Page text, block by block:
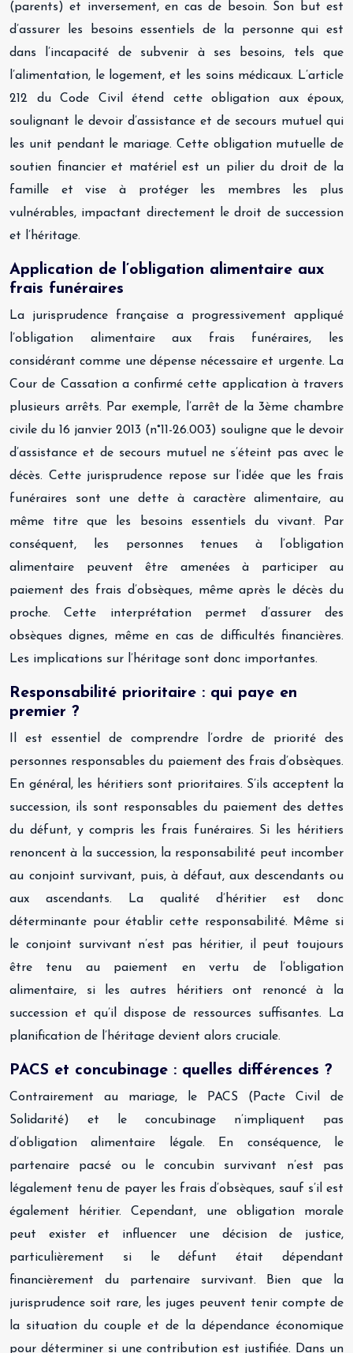
(parents) et inversement, en cas de besoin. Son but est
d’assurer les besoins essentiels de la personne qui est
dans l’incapacité de subvenir à ses besoins, tels que
l’alimentation, le logement, et les soins médicaux. L’article
212 du Code Civil étend cette obligation aux époux,
soulignant le devoir d’assistance et de secours mutuel qui
les unit pendant le mariage. Cette obligation mutuelle de
soutien financier et matériel est un pilier du droit de la
famille et vise à protéger les membres les plus
vulnérables, impactant directement le droit de succession
et l’héritage.
Application de l’obligation alimentaire aux
frais funéraires
La jurisprudence française a progressivement appliqué
l’obligation alimentaire aux frais funéraires, les
considérant comme une dépense nécessaire et urgente. La
Cour de Cassation a confirmé cette application à travers
plusieurs arrêts. Par exemple, l’arrêt de la 3ème chambre
civile du 16 janvier 2013 (n°11-26.003) souligne que le devoir
d’assistance et de secours mutuel ne s’éteint pas avec le
décès. Cette jurisprudence repose sur l’idée que les frais
funéraires sont une dette à caractère alimentaire, au
même titre que les besoins essentiels du vivant. Par
conséquent, les personnes tenues à l’obligation
alimentaire peuvent être amenées à participer au
paiement des frais d’obsèques, même après le décès du
proche. Cette interprétation permet d’assurer des
obsèques dignes, même en cas de difficultés financières.
Les implications sur l’héritage sont donc importantes.
Responsabilité prioritaire : qui paye en
premier ?
Il est essentiel de comprendre l’ordre de priorité des
personnes responsables du paiement des frais d’obsèques.
En général, les héritiers sont prioritaires. S’ils acceptent la
succession, ils sont responsables du paiement des dettes
du défunt, y compris les frais funéraires. Si les héritiers
renoncent à la succession, la responsabilité peut incomber
au conjoint survivant, puis, à défaut, aux descendants ou
aux ascendants. La qualité d’héritier est donc
déterminante pour établir cette responsabilité. Même si
le conjoint survivant n’est pas héritier, il peut toujours
être tenu au paiement en vertu de l’obligation
alimentaire, si les autres héritiers ont renoncé à la
succession et qu’il dispose de ressources suffisantes. La
planification de l’héritage devient alors cruciale.
PACS et concubinage : quelles différences ?
Contrairement au mariage, le PACS (Pacte Civil de
Solidarité) et le concubinage n’impliquent pas
d’obligation alimentaire légale. En conséquence, le
partenaire pacsé ou le concubin survivant n’est pas
légalement tenu de payer les frais d’obsèques, sauf s’il est
également héritier. Cependant, une obligation morale
peut exister et influencer une décision de justice,
particulièrement si le défunt était dépendant
financièrement du partenaire survivant. Bien que la
jurisprudence soit rare, les juges peuvent tenir compte de
la situation du couple et de la dépendance économique
pour déterminer si une contribution est justifiée. Dans un